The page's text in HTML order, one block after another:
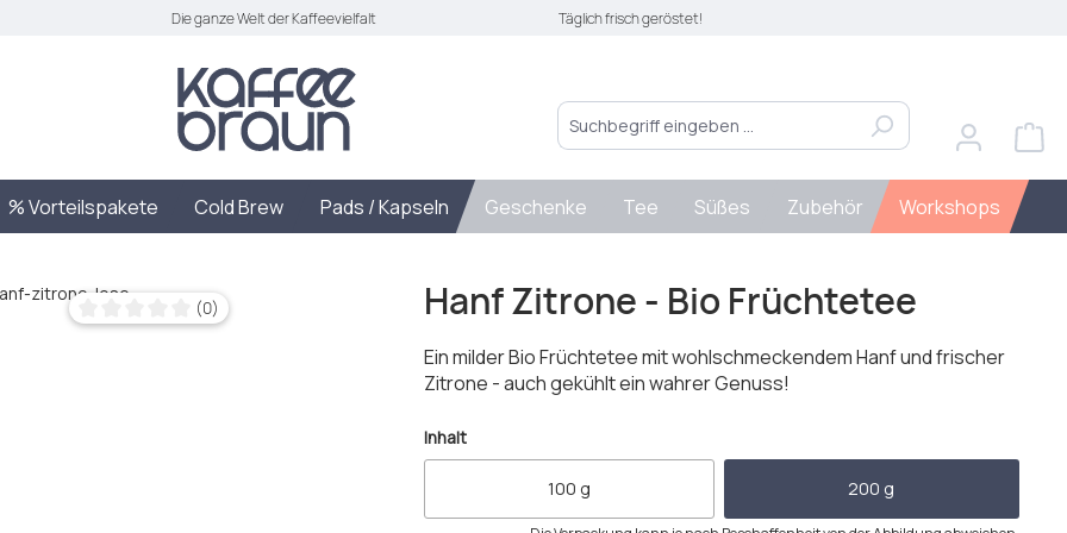
Die ganze Welt der Kaffeevielfalt Täglich frisch geröstet!
% Vorteilspakete Cold Brew Pads / Kapseln Geschenke Tee Süßes Zubehör Workshops
Durchschnittliche Bewertung von 0 von 5 Sternen
(0) Hanf Zitrone - Bio Früchtetee
Ein milder Bio Früchtetee mit wohlschmeckendem Hanf und frischer
Zitrone - auch gekühlt ein wahrer Genuss!
Inhaltauswählen
100 g 200 g